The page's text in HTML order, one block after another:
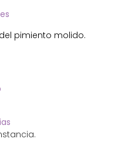
pimiento molido.